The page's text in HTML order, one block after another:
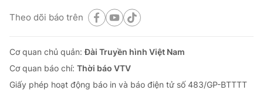
Theo dõi báo trên
Cơ quan chủ quản:Đài Truyền hình Việt Nam
Cơ quan báo chí: Thời báo VTV
Giấy phép hoạt động báo in và báo điện tử số 483/GP-BTTTT